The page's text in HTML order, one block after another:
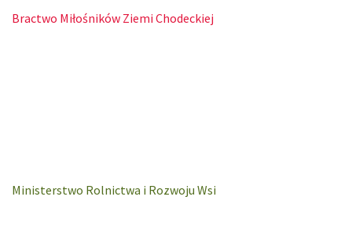
Bractwo Miłośników Ziemi Chodeckiej
Ministerstwo Rolnictwa i Rozwoju Wsi